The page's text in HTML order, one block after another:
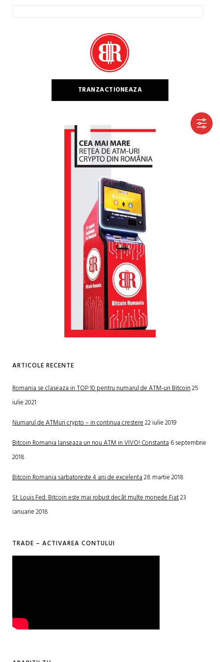
TRANZACTIONEAZA
ARTICOLE RECENTE
Romania se claseaza in TOP 10 pentru numarul de ATM-uri Bitcoin25
iulie 2021
Numarul de ATMuri crypto – in continua crestere22 iulie 2019
Bitcoin Romania lanseaza un nou ATM in VIVO! Constanta6 septembrie
2018
Bitcoin Romania sarbatoreste 4 ani de excelenta28 martie 2018
St. Louis Fed: Bitcoin este mai robust decât multe monede Fiat23
ianuarie 2018
TRADE – ACTIVAREA CONTULUI